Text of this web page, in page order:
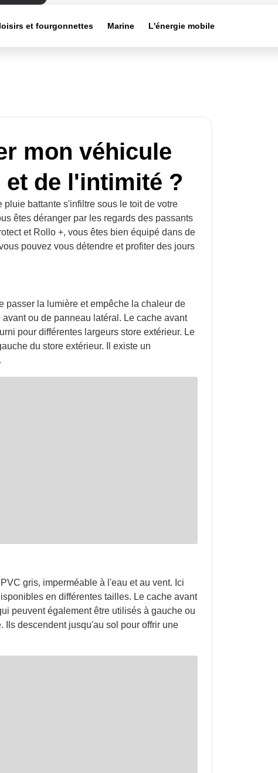
et fourgonnettes Marine L'énergie mobile
mon véhicule
de l'intimité ?
battante s'infiltre sous le toit de votre
êtes déranger par les regards des passants
et Rollo +, vous êtes bien équipé dans de
pouvez vous détendre et profiter des jours
passer la lumière et empêche la chaleur de
ou de panneau latéral. Le cache avant
pour différentes largeurs store extérieur. Le
du store extérieur. Il existe un
gris, imperméable à l'eau et au vent. Ici
en différentes tailles. Le cache avant
peuvent également être utilisés à gauche ou
Ils descendent jusqu'au sol pour offrir une